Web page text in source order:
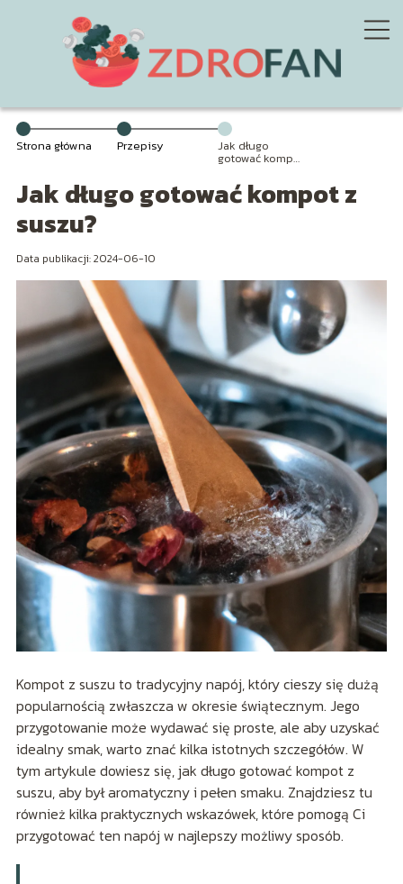
Strona główna Przepisy Jak długo
gotować kompot
Jak długo gotować kompot z
suszu?
Data publikacji: 2024-06-10
Kompot z suszu to tradycyjny napój, który cieszy się dużą
popularnością zwłaszcza w okresie świątecznym. Jego
przygotowanie może wydawać się proste, ale aby uzyskać
idealny smak, warto znać kilka istotnych szczegółów. W
tym artykule dowiesz się, jak długo gotować kompot z
suszu, aby był aromatyczny i pełen smaku. Znajdziesz tu
również kilka praktycznych wskazówek, które pomogą Ci
przygotować ten napój w najlepszy możliwy sposób.